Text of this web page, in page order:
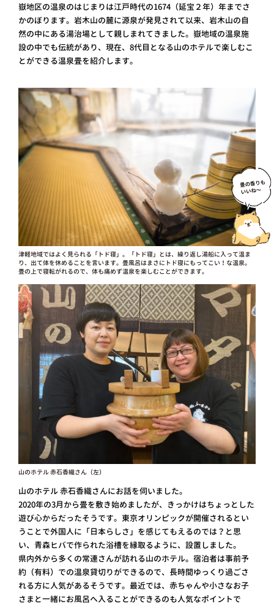
嶽地区の温泉のはじまりは江戸時代の1674（延宝２年）年までさ
かのぼります。岩木山の麓に源泉が発見されて以来、岩木山の自
然の中にある湯治場として親しまれてきました。嶽地域の温泉施
設の中でも伝統があり、現在、8代目となる山のホテルで楽しむこ
とができる温泉畳を紹介します。
津軽地域ではよく見られる「トド寝」。「トド寝」とは、繰り返し湯船に入って温ま
り、出て体を休めることを言います。畳風呂はまさにトド寝にもってこい！な温泉。
畳の上で寝転がれるので、体も痛めず温泉を楽しむことができます。
山のホテル 赤石香織さん（左）
山のホテル 赤石香織さんにお話を伺いました。
2020年の3月から畳を敷き始めましたが、きっかけはちょっとした
遊び心からだったそうです。東京オリンピックが開催されるとい
うことで外国人に「日本らしさ」を感じてもえるのでは？と思
い、青森ヒバで作られた浴槽を縁取るように、設置しました。
県内外から多くの常連さんが訪れる山のホテル。宿泊者は事前予
約（有料）での温泉貸切りができるので、長時間ゆっくり過ごさ
れる方に人気があるそうです。最近では、赤ちゃんや小さなお子
さまと一緒にお風呂へ入ることができるのも人気なポイントで